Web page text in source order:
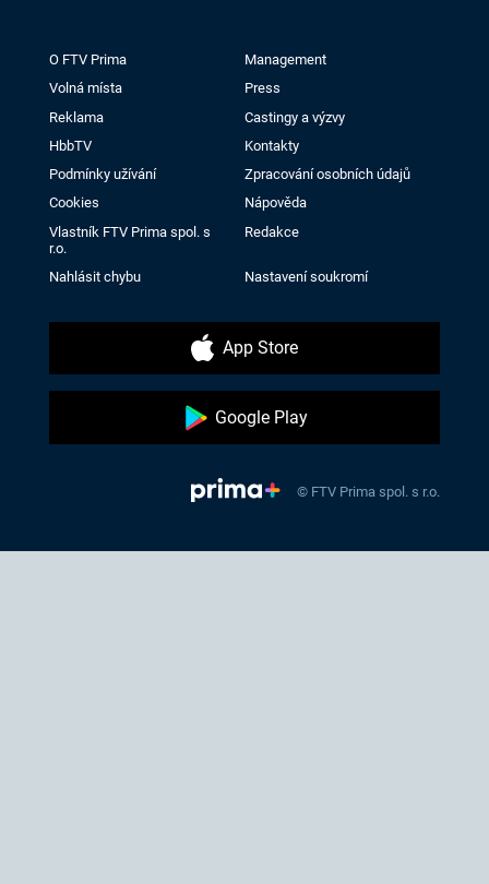
O FTV Prima
Management
Volná místa
Press
Reklama
Castingy a výzvy
HbbTV
Kontakty
Podmínky užívání
Zpracování osobních údajů
Cookies
Nápověda
Vlastník FTV Prima spol. s
r.o.
Redakce
Nahlásit chybu Nastavení soukromí
App Store
Google Play
© FTV Prima spol. s r.o.